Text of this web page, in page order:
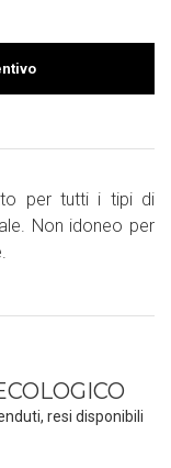
per tutti i tipi di
Non idoneo per
resi disponibili